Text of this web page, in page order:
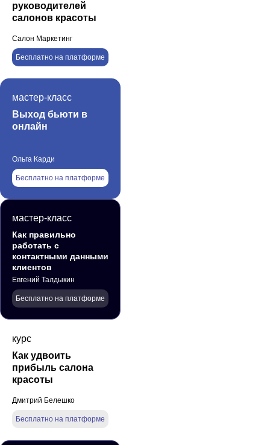
руководителей
салонов красоты
Бесплатно на платформе
Салон Маркетинг
мастер-класс
Выход бьюти в
онлайн
Бесплатно на платформе
Ольга Карди
мастер-класс
Как правильно
работать с
контактными данными
клиентов
Бесплатно на платформе
Евгений Талдыкин
курс
Как удвоить
прибыль салона
красоты
Бесплатно на платформе
Дмитрий Белешко